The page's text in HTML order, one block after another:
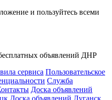
и пользуйтесь всеми
объявлений ДНР
сервиса Пользовательское
Служба
Доска объявлений
Доска объявлений Луганск